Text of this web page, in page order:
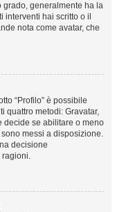
grado, generalmente ha la
hai scritto o il
nota come avatar, che
“Profilo” è possibile
quattro metodi: Gravatar,
decide se abilitare o meno
messi a disposizione.
decisione
ragioni.